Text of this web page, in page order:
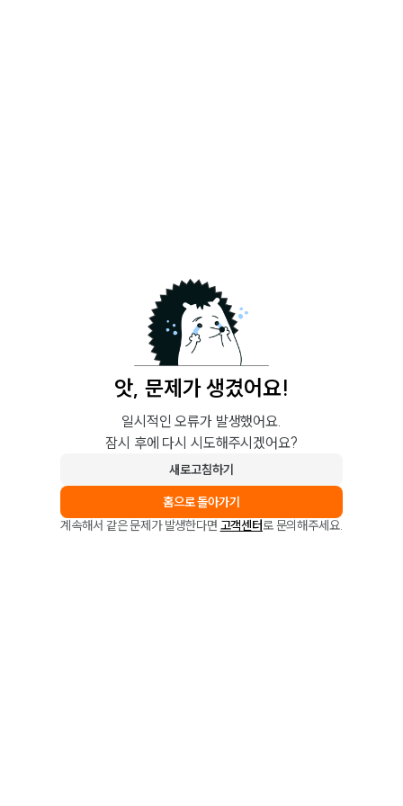
앗, 문제가 생겼어요!
일시적인 오류가 발생했어요.
잠시 후에 다시 시도해주시겠어요?
새로고침하기
홈으로 돌아가기
계속해서 같은 문제가 발생한다면 고객센터로 문의해주세요.